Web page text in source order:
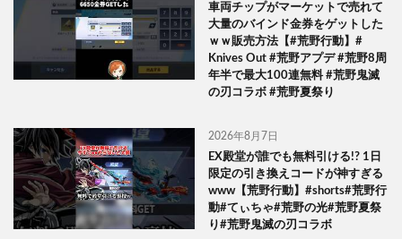
車両チップがマーケットで売れて
大量のバインド金券をゲットした
ｗｗ販売方法【#荒野行動】#
Knives Out #荒野アプデ #荒野8周
年半で最大100連無料 #荒野鬼滅
の刃コラボ #荒野夏祭り
2026年8月7日
EX殿堂が誰でも無料引ける!? 1日
限定の引き換えコードが神すぎる
www【荒野行動】#shorts#荒野行
動#てぃちゃ#荒野の光#荒野夏祭
り#荒野鬼滅の刃コラボ